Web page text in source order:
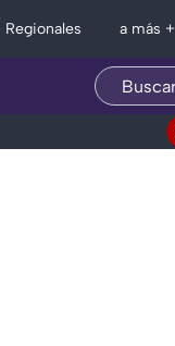
Regionales a más +